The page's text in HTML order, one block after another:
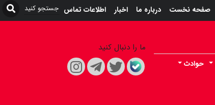
صفحه نخست درباره ما اخبار اطلاعات تماس
حوادث
ما را دنبال کنید